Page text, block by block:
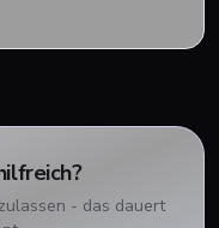
- das dauert